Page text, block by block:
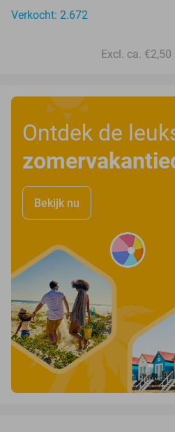
Verkocht: 2.672
Excl. ca.
Ontdek de
Bekijk nu